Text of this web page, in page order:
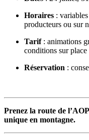
Horaires :
producteurs ou sur
Tarif: animations
conditions sur place
Réservation :
Prenez la route de
unique en montagne.